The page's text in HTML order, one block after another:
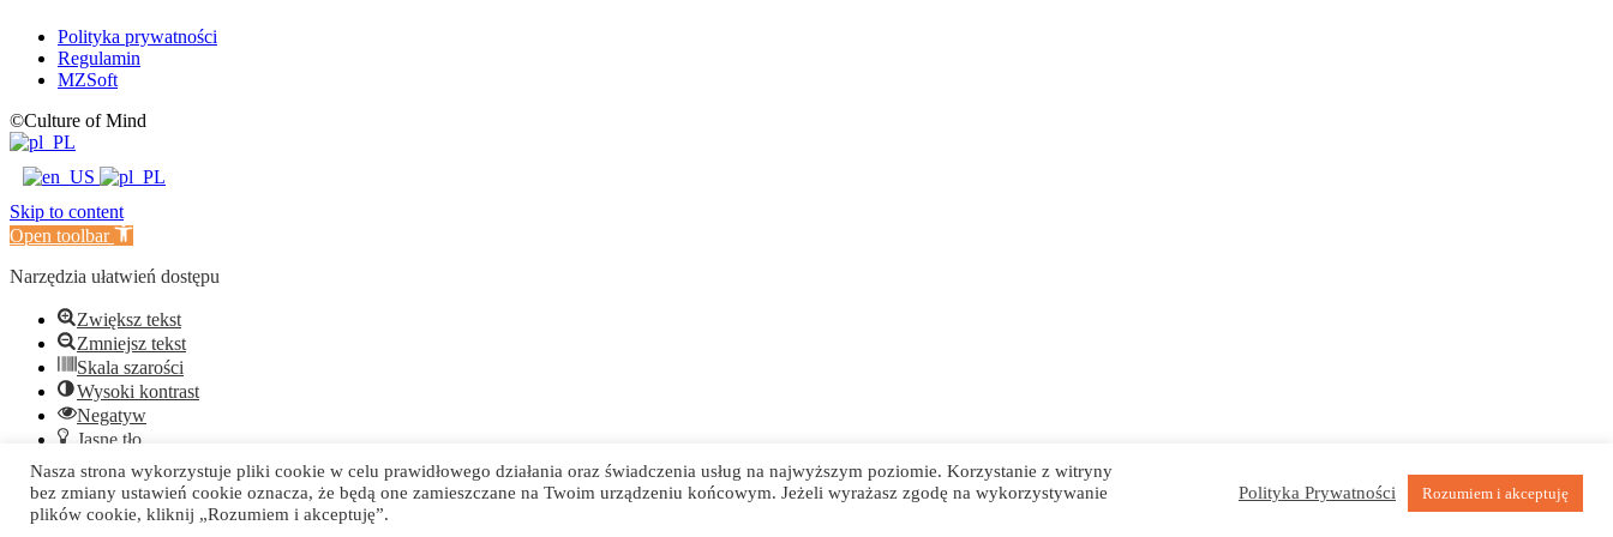
Polityka prywatności
Regulamin
MZSoft
©Culture of Mind
Nasza strona wykorzystuje pliki cookie w celu prawidłowego działania oraz świadczenia usług na najwyższym poziomie. Korzystanie z witryny
bez zmiany ustawień cookie oznacza, że będą one zamieszczane na Twoim urządzeniu końcowym. Jeżeli wyrażasz zgodę na wykorzystywanie
plików cookie, kliknij „Rozumiem i akceptuję”.
Polityka Prywatności Rozumiem i akceptuję
Skip to content
Open toolbar
Narzędzia ułatwień dostępu
Zwiększ tekst
Zmniejsz tekst
Skala szarości
Wysoki kontrast
Negatyw
Jasne tło
Podkreślanie linków
Czytelna czcionka
Reset